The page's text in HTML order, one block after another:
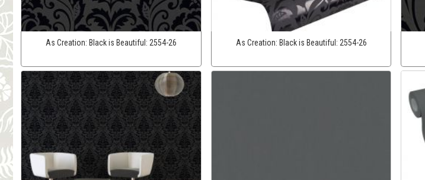
As Creation: Black is Beautiful: 2554-26 As Creation: Black is Beautiful: 2554-26